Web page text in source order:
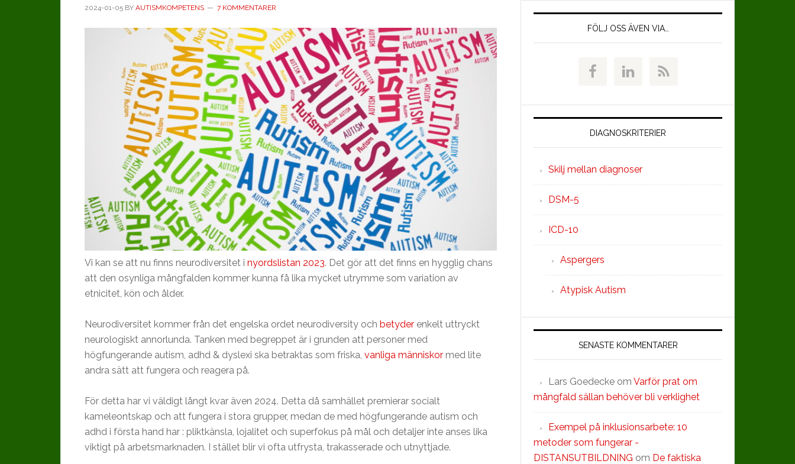
2024-01-05 BY AUTISMKOMPETENS 7 KOMMENTARER
Vi kan se att nu finns neurodiversitet i nyordslistan 2023. Det gör att det finns en hygglig chans
att den osynliga mångfalden kommer kunna få lika mycket utrymme som variation av
etnicitet, kön och ålder.
Neurodiversitet kommer från det engelska ordet neurodiversity och betyder enkelt uttryckt
neurologiskt annorlunda. Tanken med begreppet är i grunden att personer med
högfungerande autism, adhd & dyslexi ska betraktas som friska, vanliga människor med lite
andra sätt att fungera och reagera på.
För detta har vi väldigt långt kvar även 2024. Detta då samhället premierar socialt
kameleontskap och att fungera i stora grupper, medan de med högfungerande autism och
adhd i första hand har : pliktkänsla, lojalitet och superfokus på mål och detaljer inte anses lika
viktigt på arbetsmarknaden. I stället blir vi ofta utfrysta, trakasserade och utnyttjade.
FÖLJ OSS ÄVEN VIA…
DIAGNOSKRITERIER
Skilj mellan diagnoser
DSM-5
ICD-10
Aspergers
Atypisk Autism
SENASTE KOMMENTARER
Lars Goedecke om Varför prat om
mångfald sällan behöver bli verklighet
Exempel på inklusionsarbete: 10
metoder som fungerar -
DISTANSUTBILDNING om De faktiska